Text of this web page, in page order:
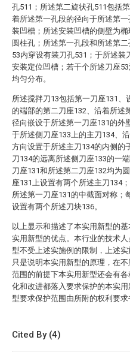
孔511；所述第二旋状孔511包括
着所述第一孔段的径向于所述第
装凹槽；所述安装凹槽的侧壁为
圆柱孔；所述第一孔段和所述第
53内穿设有装刀孔531；于所述装
安装定位凹槽；若干个所述刀座
均匀分布。
所述搅拌刀13包括第一刀座131、
的端部的第二刀座132、沿着所述
径向嵌设于所述第一刀座131的外
于所述侧刀座133上的主刀134、
方向设置于所述主刀134的内侧的
刀134的远离所述侧刀座133的一
刀座131和所述第二刀座132均为
座131上设置有两个所述主刀134
所述第一刀座131的中截面对称；
设置有两个所述刀块136。
以上显示和描述了本实用新型的
实用新型的优点。本行业的技术
型不受上述实施例的限制，上述
只是说明本实用新型的原理，在
范围的前提下本实用新型还会有
化和改进都落入要求保护的本实
型要求保护范围由所附的权利要求
Cited By (4)